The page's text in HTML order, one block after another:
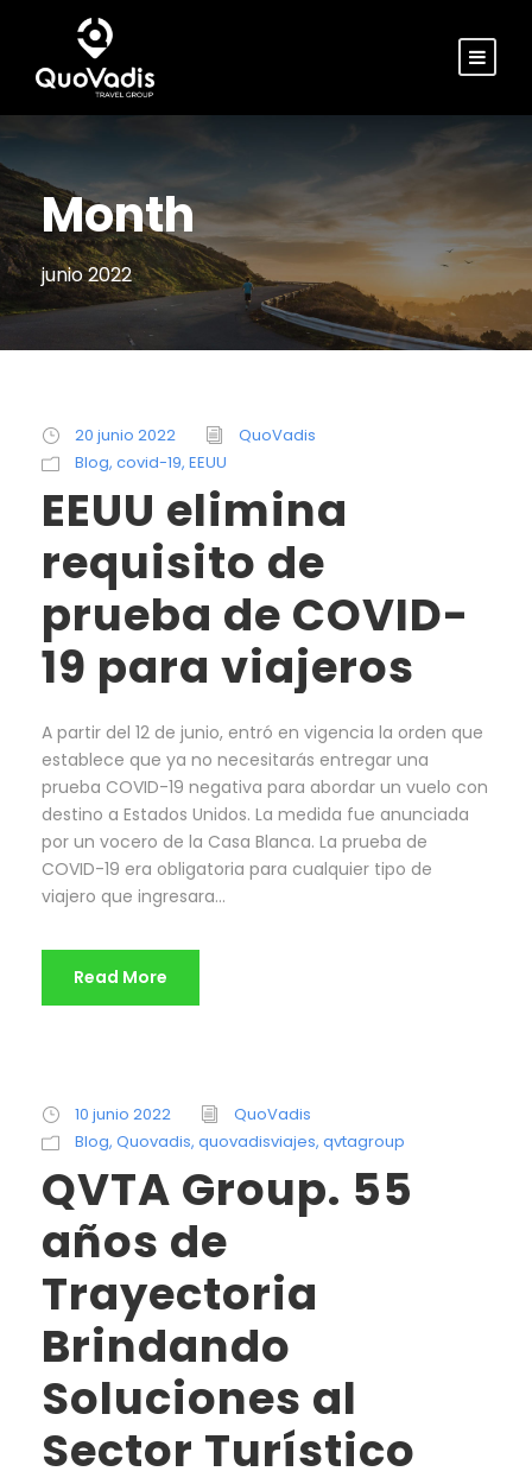
Month
junio 2022
20 junio 2022
QuoVadis
Blog, covid-19, EEUU
EEUU elimina
requisito de
prueba de COVID-
19 para viajeros
A partir del 12 de junio, entró en vigencia la orden que
establece que ya no necesitarás entregar una
prueba COVID-19 negativa para abordar un vuelo con
destino a Estados Unidos. La medida fue anunciada
por un vocero de la Casa Blanca. La prueba de
COVID-19 era obligatoria para cualquier tipo de
viajero que ingresara...
Read More
10 junio 2022
QuoVadis
Blog, Quovadis, quovadisviajes, qvtagroup
QVTA Group. 55
años de
Trayectoria
Brindando
Soluciones al
Sector Turístico